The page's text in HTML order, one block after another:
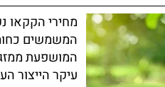
מחירי הקקאו
המשמשים
המושפעת ממזג
עיקר הייצור